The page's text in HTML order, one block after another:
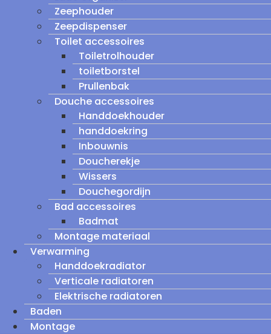
Zeephouder
Zeepdispenser
Toilet accessoires
Toiletrolhouder
toiletborstel
Prullenbak
Douche accessoires
Handdoekhouder
handdoekring
Inbouwnis
Doucherekje
Wissers
Douchegordijn
Bad accessoires
Badmat
Montage materiaal
Verwarming
Handdoekradiator
Verticale radiatoren
Elektrische radiatoren
Baden
Montage